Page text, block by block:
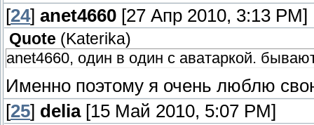
[24] anet4660 [27 Апр 2010, 3:13 PM]
Quote ( Katerika)
anet4660, один в один с аватаркой.
Именно поэтому я очень люблю
[25] delia[15 Май 2010, 5:07 PM]